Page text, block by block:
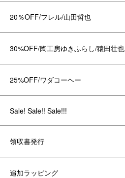
20％OFF/フレル/山田哲也
30%OFF/陶工房ゆきふらし/猿田壮也
25%OFF/ワダコーヘー
Sale! Sale!! Sale!!!
領収書発行
追加ラッピング